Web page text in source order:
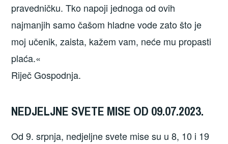
pravedničku. Tko napoji jednoga od ovih
najmanjih samo čašom hladne vode zato što je
moj učenik, zaista, kažem vam, neće mu propasti
plaća.«
Riječ Gospodnja.
NEDJELJNE SVETE MISE OD 09.07.2023.
Od 9. srpnja, nedjeljne svete mise su u 8, 10 i 19